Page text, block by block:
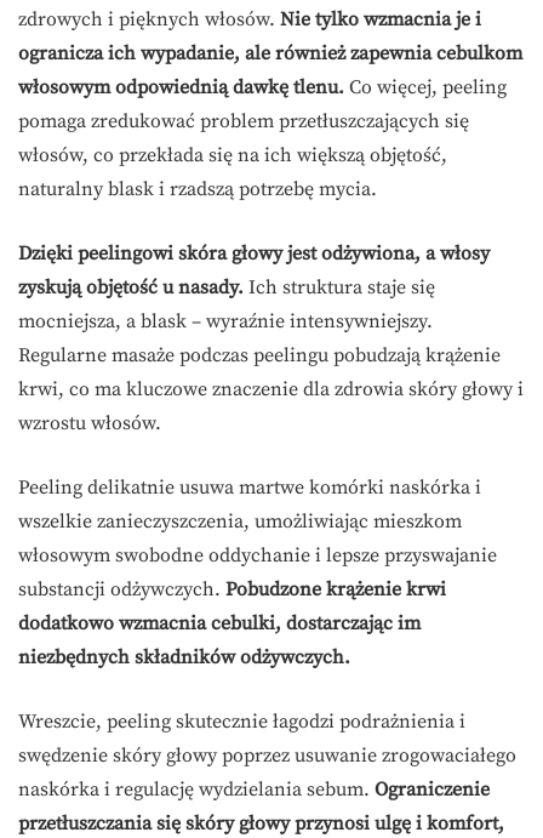
zdrowych i pięknych włosów. Nie tylko wzmacnia je i
ogranicza ich wypadanie, ale również zapewnia cebulkom
włosowym odpowiednią dawkę tlenu. Co więcej, peeling
pomaga zredukować problem przetłuszczających się
włosów, co przekłada się na ich większą objętość,
naturalny blask i rzadszą potrzebę mycia.
Dzięki peelingowi skóra głowy jest odżywiona, a włosy
zyskują objętość u nasady. Ich struktura staje się
mocniejsza, a blask – wyraźnie intensywniejszy.
Regularne masaże podczas peelingu pobudzają krążenie
krwi, co ma kluczowe znaczenie dla zdrowia skóry głowy i
wzrostu włosów.
Peeling delikatnie usuwa martwe komórki naskórka i
wszelkie zanieczyszczenia, umożliwiając mieszkom
włosowym swobodne oddychanie i lepsze przyswajanie
substancji odżywczych. Pobudzone krążenie krwi
dodatkowo wzmacnia cebulki, dostarczając im
niezbędnych składników odżywczych.
Wreszcie, peeling skutecznie łagodzi podrażnienia i
swędzenie skóry głowy poprzez usuwanie zrogowaciałego
naskórka i regulację wydzielania sebum. Ograniczenie
przetłuszczania się skóry głowy przynosi ulgę i komfort,